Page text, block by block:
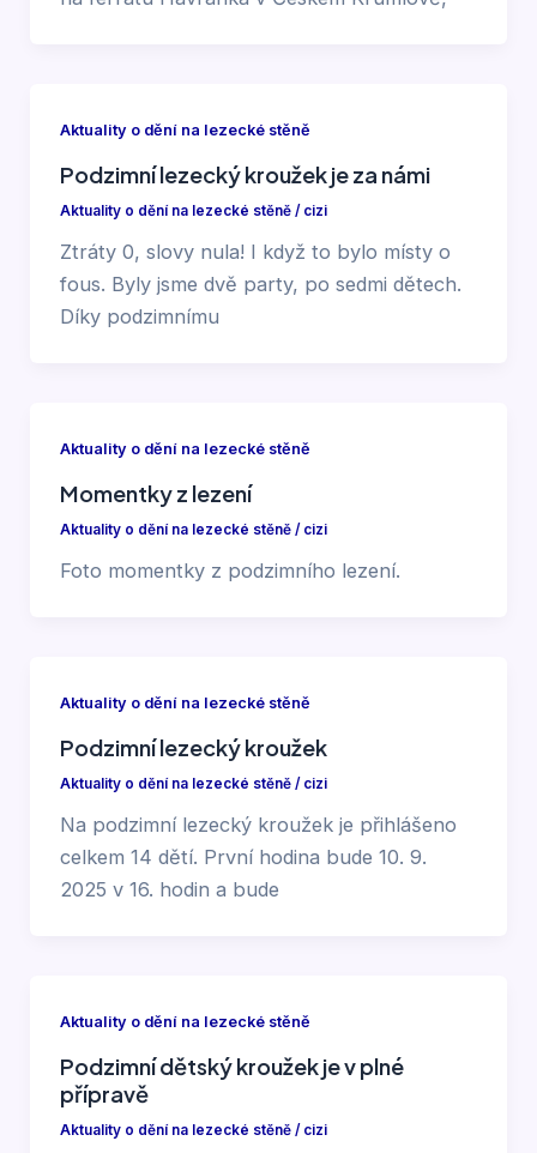
Aktuality o dění na lezecké stěně
Podzimní lezecký kroužek je za námi
Aktuality o dění na lezecké stěně/ cizi
Ztráty 0, slovy nula! I když to bylo místy o
fous. Byly jsme dvě party, po sedmi dětech.
Díky podzimnímu
Aktuality o dění na lezecké stěně
Momentky z lezení
Aktuality o dění na lezecké stěně/ cizi
Foto momentky z podzimního lezení.
Aktuality o dění na lezecké stěně
Podzimní lezecký kroužek
Aktuality o dění na lezecké stěně/ cizi
Na podzimní lezecký kroužek je přihlášeno
celkem 14 dětí. První hodina bude 10. 9.
2025 v 16. hodin a bude
Aktuality o dění na lezecké stěně
Podzimní dětský kroužek je v plné
přípravě
Aktuality o dění na lezecké stěně/ cizi